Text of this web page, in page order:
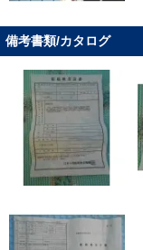
備考書類/カタログ